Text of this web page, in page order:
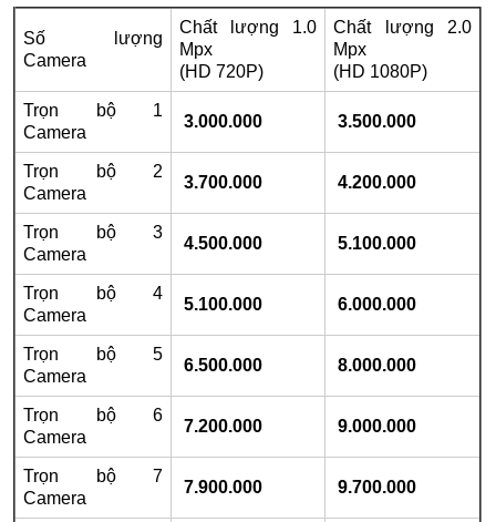
Số lượng
Camera
Chất lượng 1.0
Mpx
(HD 720P)
Chất lượng 2.0
Mpx
(HD 1080P)
Trọn bộ 1
Camera
3.000.000 3.500.000
Trọn bộ 2
Camera
3.700.000 4.200.000
Trọn bộ 3
Camera
4.500.000 5.100.000
Trọn bộ 4
Camera
5.100.000 6.000.000
Trọn bộ 5
Camera
6.500.000 8.000.000
Trọn bộ 6
Camera
7.200.000 9.000.000
Trọn bộ 7
Camera
7.900.000 9.700.000